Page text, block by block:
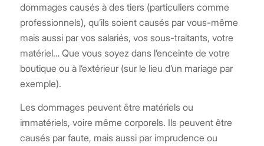
dommages causés à des tiers (particuliers comme
professionnels), qu’ils soient causés par vous-même
mais aussi par vos salariés, vos sous-traitants, votre
matériel… Que vous soyez dans l’enceinte de votre
boutique ou à l’extérieur (sur le lieu d’un mariage par
exemple).
Les dommages peuvent être matériels ou
immatériels, voire même corporels. Ils peuvent être
causés par faute, mais aussi par imprudence ou